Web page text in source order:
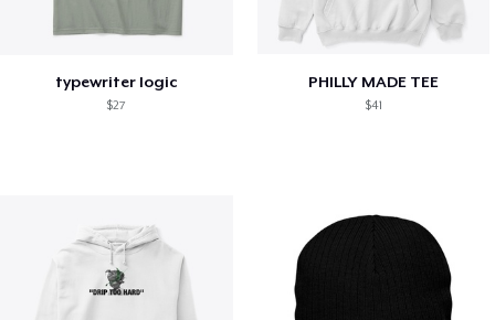
typewriter logic
$27
PHILLY MADE TEE
$41